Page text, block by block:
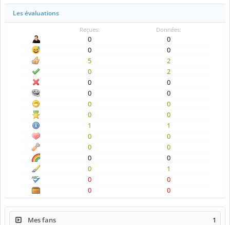
Les évaluations
Reçues: Données:
0
0
0
0
5
2
0
2
0
0
0
0
0
0
0
0
1
1
0
0
0
0
0
0
0
1
0
0
0
0
Mes fans 1